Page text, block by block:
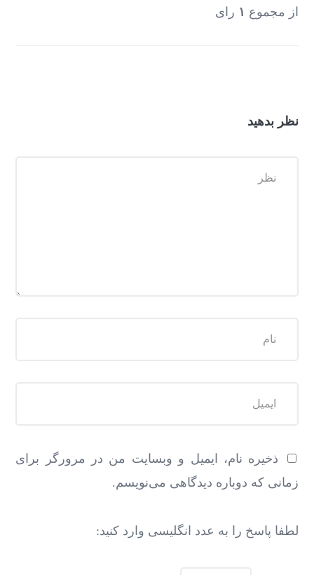
از مجموع ۱ رای
نظر بدهید
ذخیره نام، ایمیل و وبسایت من در مرورگر برای
زمانی که دوباره دیدگاهی می‌نویسم.
لطفا پاسخ را به عدد انگلیسی وارد کنید: